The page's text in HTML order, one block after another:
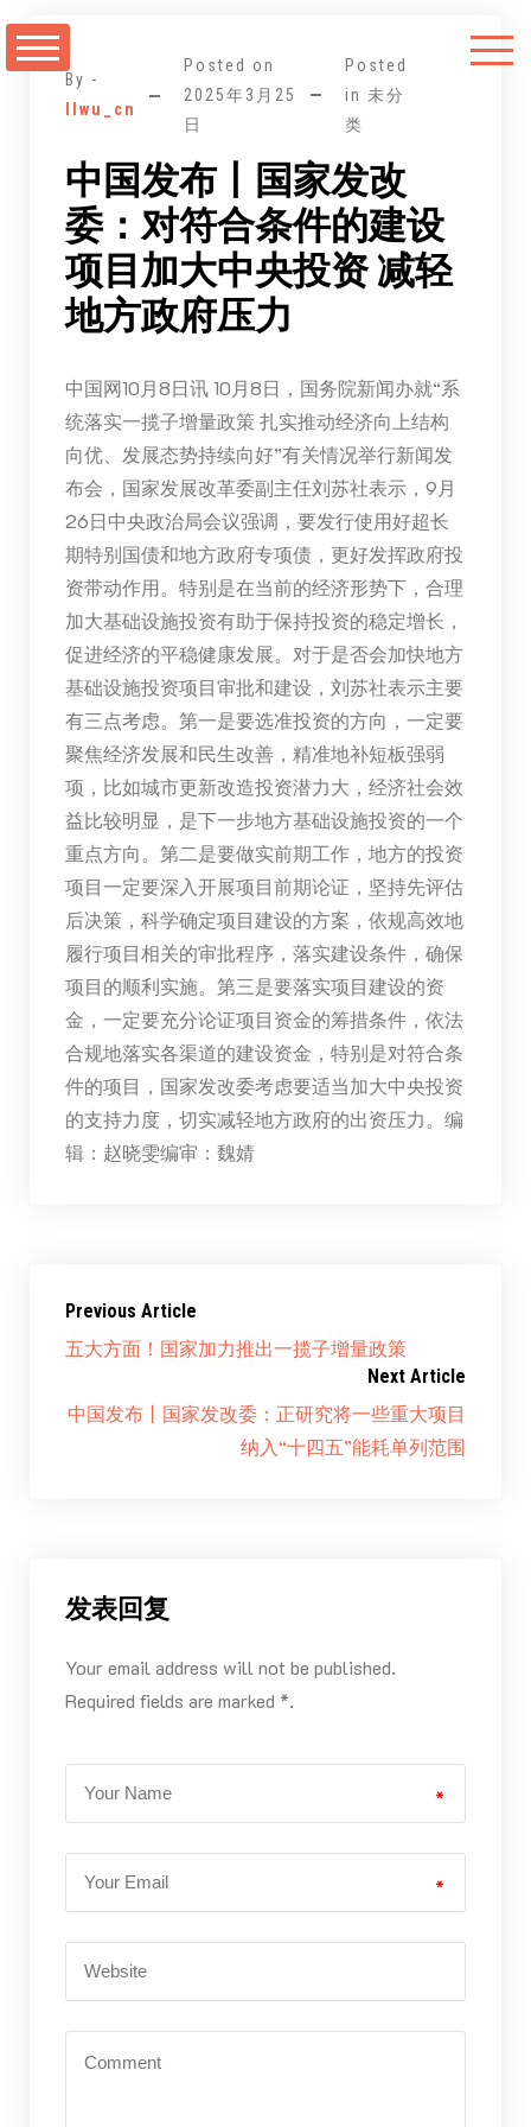
至
By -
llwu_cn
Posted on
2025年3月25
日
Posted
in 未分
类
中国发布丨国家发改
委：对符合条件的建设
项目加大中央投资 减轻
地方政府压力
中国网10月8日讯 10月8日，国务院新闻办就“系
统落实一揽子增量政策 扎实推动经济向上结构
向优、发展态势持续向好”有关情况举行新闻发
布会，国家发展改革委副主任刘苏社表示，9月
26日中央政治局会议强调，要发行使用好超长
期特别国债和地方政府专项债，更好发挥政府投
资带动作用。特别是在当前的经济形势下，合理
加大基础设施投资有助于保持投资的稳定增长，
促进经济的平稳健康发展。对于是否会加快地方
基础设施投资项目审批和建设，刘苏社表示主要
有三点考虑。第一是要选准投资的方向，一定要
聚焦经济发展和民生改善，精准地补短板强弱
项，比如城市更新改造投资潜力大，经济社会效
益比较明显，是下一步地方基础设施投资的一个
重点方向。第二是要做实前期工作，地方的投资
项目一定要深入开展项目前期论证，坚持先评估
后决策，科学确定项目建设的方案，依规高效地
履行项目相关的审批程序，落实建设条件，确保
项目的顺利实施。第三是要落实项目建设的资
金，一定要充分论证项目资金的筹措条件，依法
合规地落实各渠道的建设资金，特别是对符合条
件的项目，国家发改委考虑要适当加大中央投资
的支持力度，切实减轻地方政府的出资压力。编
辑：赵晓雯编审：魏婧
Previous Article
五大方面！国家加力推出一揽子增量政策
Next Article
中国发布丨国家发改委：正研究将一些重大项目
纳入“十四五”能耗单列范围
发表回复
Your email address will not be published.
Required fields are marked *.
*
*